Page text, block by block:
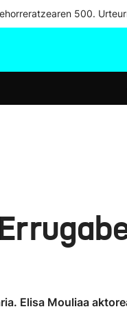
500.
Elisa Mouliaa